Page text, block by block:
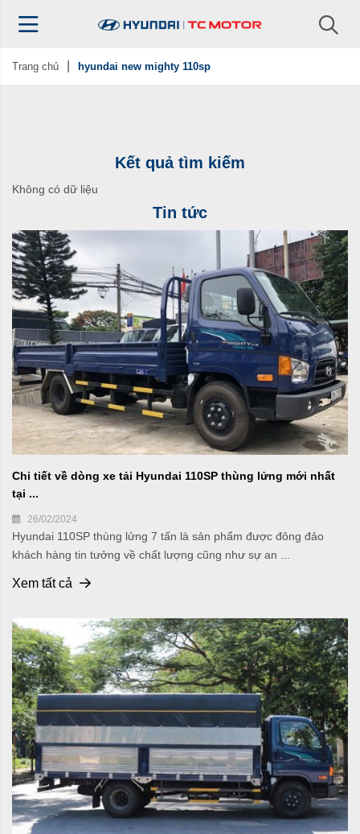
Trang chủ hyundai new mighty 110sp
Kết quả tìm kiếm
Không có dữ liệu
Tin tức
Chi tiết về dòng xe tải Hyundai 110SP thùng lửng mới nhất
tại ...
26/02/2024
Hyundai 110SP thùng lửng 7 tấn là sản phẩm được đông đảo
khách hàng tin tưởng về chất lượng cũng như sự an ...
Xem tất cả